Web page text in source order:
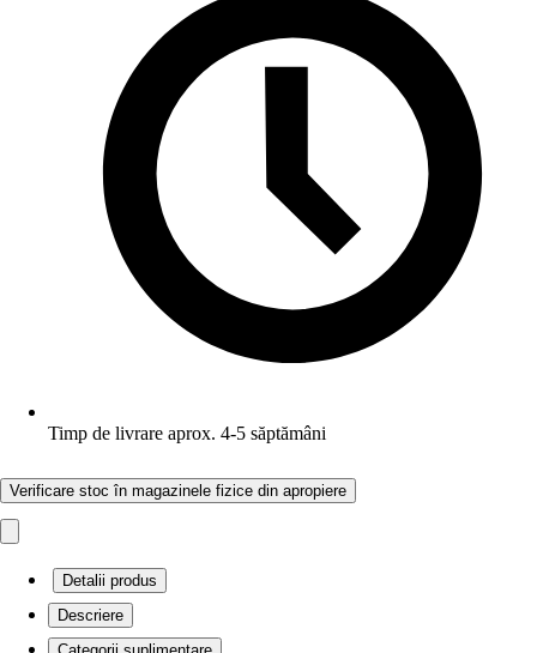
Timp de livrare aprox. 4-5 săptămâni
Verificare stoc în magazinele fizice din apropiere
Detalii produs
Descriere